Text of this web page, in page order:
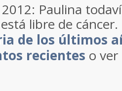
: Paulina
está libre de cáncer.
de los últimos
recientes o ver